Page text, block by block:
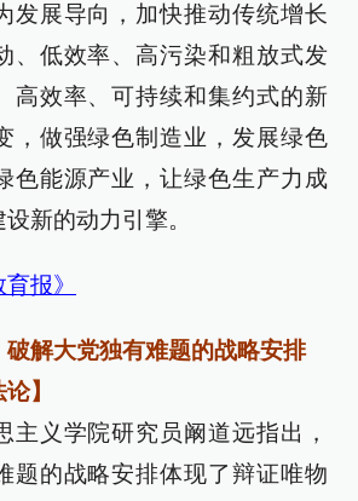
发展导向，加快推动传统增长
、低效率、高污染和粗放式发
高效率、可持续和集约式的新
，做强绿色制造业，发展绿色
色能源产业，让绿色生产力成
新的动力引擎。
育报》
解大党独有难题的战略安排
】
主义学院研究员阚道远指出，
题的战略安排体现了辩证唯物